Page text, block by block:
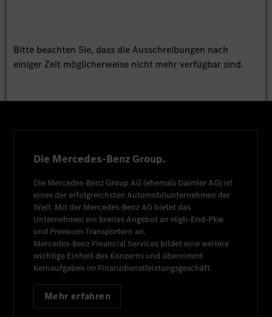
Bitte beachten Sie, dass die Ausschreibungen nach
einiger Zeit möglicherweise nicht mehr verfügbar sind.
Die Mercedes-Benz Group.
Die Mercedes-Benz Group AG (ehemals Daimler AG) ist
eines der erfolgreichsten Automobilunternehmen der
Welt. Mit der Mercedes-Benz AG bietet das
Unternehmen ein breites Angebot an High-End-Pkw
und Premium-Transportern an.
Mercedes-Benz Financial Services bildet eine weitere
wichtige Einheit des Konzerns und übernimmt
Kernaufgaben im Finanzdienstleistungsgeschäft.
Mehr erfahren